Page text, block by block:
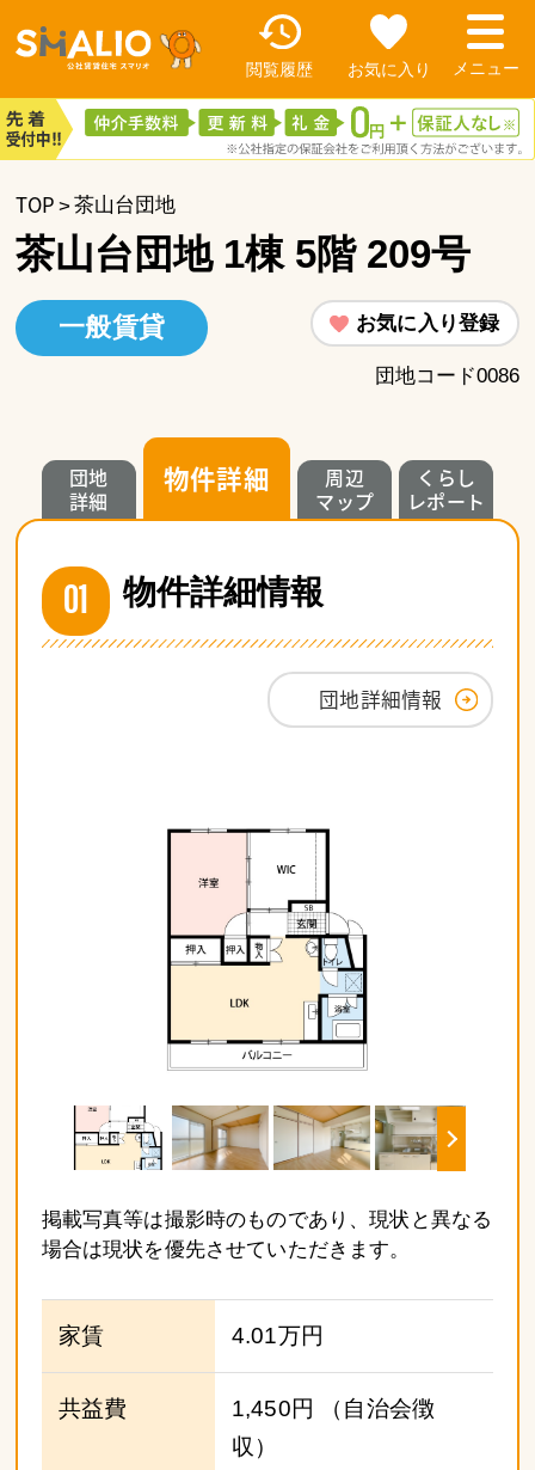
閲覧履歴 お気に入り
TOP 茶山台団地
茶山台団地 1棟 5階 209号
一般賃貸 お気に入り登録
団地コード0086
団地
詳細
物件詳細
周辺
マップ
くらし
レポート
01 物件詳細情報
団地詳細情報
掲載写真等は撮影時のものであり、現状と異なる
場合は現状を優先させていただきます。
家賃 4.01万円
共益費 1,450円
（自治会徴
収）